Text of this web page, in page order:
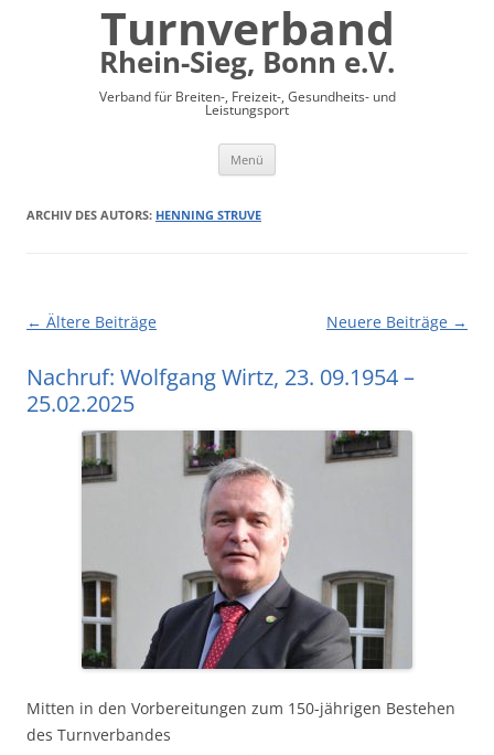
Turnverband
Rhein-Sieg, Bonn e.V.
Verband für Breiten-, Freizeit-, Gesundheits- und
Leistungsport
Menü
ARCHIV DES AUTORS: HENNING STRUVE
Beitragsnavigation
← Ältere Beiträge Neuere Beiträge →
Nachruf: Wolfgang Wirtz, 23. 09.1954 –
25.02.2025
Mitten in den Vorbereitungen zum 150-jährigen Bestehen
des Turnverbandes